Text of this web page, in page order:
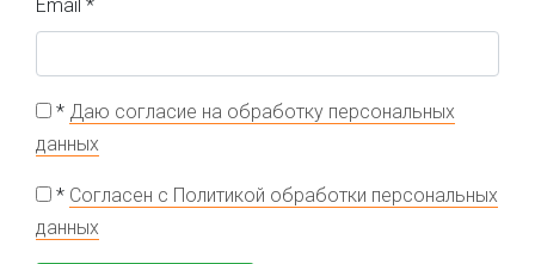
Email *
* Даю согласие на обработку персональных
данных
* Согласен с Политикой обработки персональных
данных